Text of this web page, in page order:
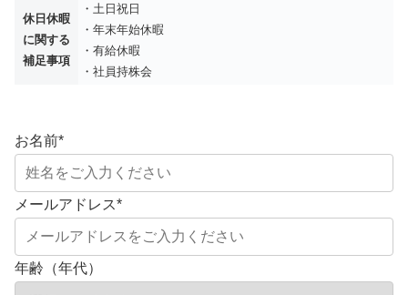
休日休暇
に関する
補足事項
・土日祝日
・年末年始休暇
・有給休暇
・社員持株会
お名前*
メールアドレス*
年齢（年代）